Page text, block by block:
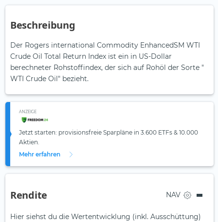
Beschreibung
Der Rogers international Commodity EnhancedSM WTI
Crude Oil Total Return Index ist ein in US-Dollar
berechneter Rohstoffindex, der sich auf Rohöl der Sorte "
WTI Crude Oil" bezieht.
ANZEIGE
Jetzt starten: provisionsfreie Sparpläne in 3.600 ETFs & 10.000
Aktien.
Mehr erfahren
Rendite NAV
Hier siehst du die Wertentwicklung (inkl. Ausschüttung)